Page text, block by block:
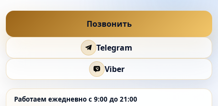
Позвонить
Telegram
Viber
Работаем ежедневно с 9:00 до 21:00